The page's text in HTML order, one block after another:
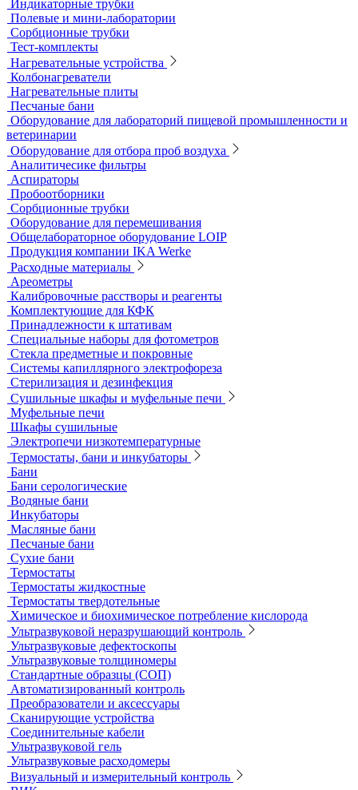
Цифровые микроскопы
Монохроматоры
Наборы для экспресс тестов
Индикаторные трубки
Полевые и мини-лаборатории
Сорбционные трубки
Тест-комплекты
Нагревательные устройства
Колбонагреватели
Нагревательные плиты
Песчаные бани
Оборудование для лабораторий пищевой промышленности и
ветеринарии
Оборудование для отбора проб воздуха
Аналитичесике фильтры
Аспираторы
Пробоотборники
Сорбционные трубки
Оборудование для перемешивания
Общелабораторное оборудование LOIP
Продукция компании IKA Werke
Расходные материалы
Ареометры
Калибровочные расстворы и реагенты
Комплектующие для КФК
Принадлежности к штативам
Специальные наборы для фотометров
Стекла предметные и покровные
Системы капиллярного электрофореза
Стерилизация и дезинфекция
Сушильные шкафы и муфельные печи
Муфельные печи
Шкафы сушильные
Электропечи низкотемпературные
Термостаты, бани и инкубаторы
Бани
Бани серологические
Водяные бани
Инкубаторы
Масляные бани
Песчаные бани
Сухие бани
Термостаты
Термостаты жидкостные
Термостаты твердотельные
Химическое и биохимическое потребление кислорода